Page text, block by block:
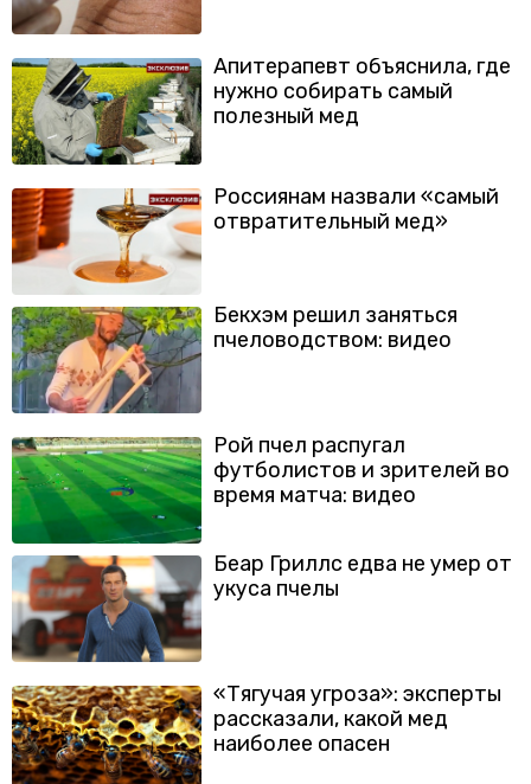
Апитерапевт объяснила, где
нужно собирать самый
полезный мед
Россиянам назвали «самый
отвратительный мед»
Бекхэм решил заняться
пчеловодством: видео
Рой пчел распугал
футболистов и зрителей во
время матча: видео
Беар Гриллс едва не умер от
укуса пчелы
«Тягучая угроза»: эксперты
рассказали, какой мед
наиболее опасен